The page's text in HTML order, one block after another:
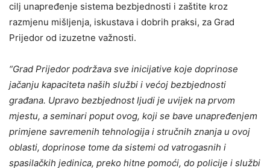
cilj unapređenje sistema bezbjednosti i zaštite kroz
razmjenu mišljenja, iskustava i dobrih praksi, za Grad
Prijedor od izuzetne važnosti.
“Grad Prijedor podržava sve inicijative koje doprinose
jačanju kapaciteta naših službi i većoj bezbjednosti
građana. Upravo bezbjednost ljudi je uvijek na prvom
mjestu, a seminari poput ovog, koji se bave unapređenjem
primjene savremenih tehnologija i stručnih znanja u ovoj
oblasti, doprinose tome da sistemi od vatrogasnih i
spasilačkih jedinica, preko hitne pomoći, do policije i službi